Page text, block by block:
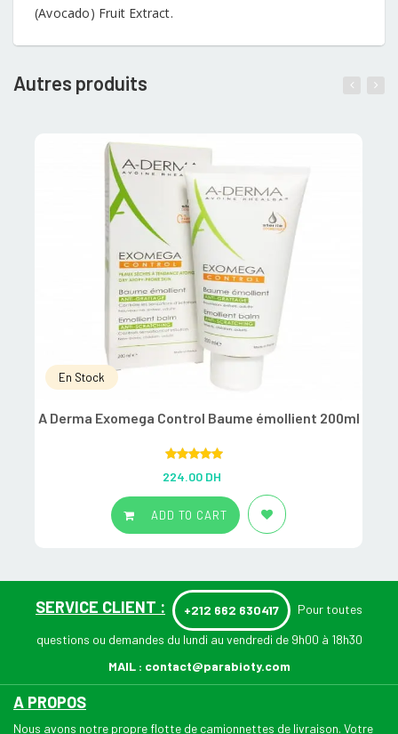
(Avocado) Fruit Extract.
Autres produits
En Stock
A Derma Exomega Control Baume émollient 200ml
out of 5
224.00 DH
ADD TO CART
SERVICE CLIENT : +212 662 630417 Pour toutes
questions ou demandes du lundi au vendredi de 9h00 à 18h30
MAIL : contact@parabioty.com
A PROPOS
Nous avons notre propre flotte de camionnettes de livraison. Votre